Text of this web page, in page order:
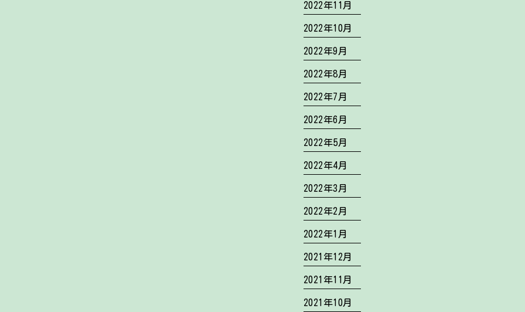
2022年11月
2022年10月
2022年9月
2022年8月
2022年7月
2022年6月
2022年5月
2022年4月
2022年3月
2022年2月
2022年1月
2021年12月
2021年11月
2021年10月